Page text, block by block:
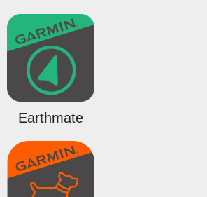
Earthmate